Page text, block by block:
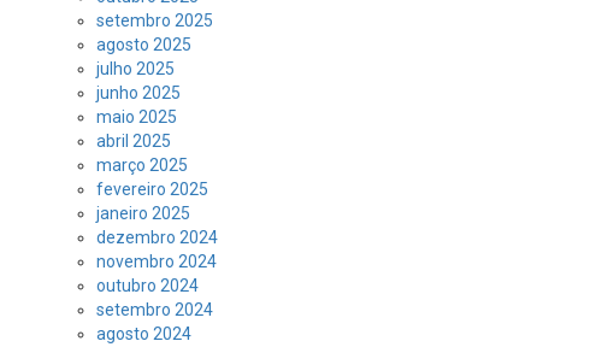
setembro 2025
agosto 2025
julho 2025
junho 2025
maio 2025
abril 2025
março 2025
fevereiro 2025
janeiro 2025
dezembro 2024
novembro 2024
outubro 2024
setembro 2024
agosto 2024